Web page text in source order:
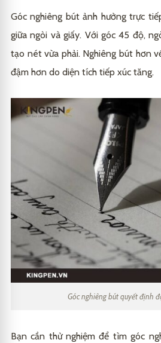
Góc nghiêng bút ảnh hưởng trực
giữa ngòi và giấy. Với góc 45 độ,
tạo nét vừa phải. Nghiêng bút hơn
đậm hơn do diện tích tiếp xúc tăng.
Góc nghiêng bút quyết định
Bạn cần thử nghiệm để tìm góc